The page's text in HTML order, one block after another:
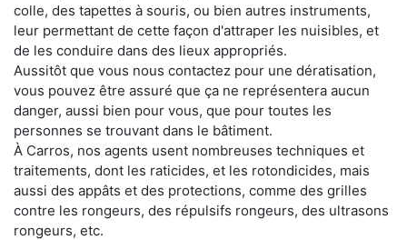
colle, des tapettes à souris, ou bien autres instruments,
leur permettant de cette façon d'attraper les nuisibles, et
de les conduire dans des lieux appropriés.
Aussitôt que vous nous contactez pour une dératisation,
vous pouvez être assuré que ça ne représentera aucun
danger, aussi bien pour vous, que pour toutes les
personnes se trouvant dans le bâtiment.
À Carros, nos agents usent nombreuses techniques et
traitements, dont les raticides, et les rotondicides, mais
aussi des appâts et des protections, comme des grilles
contre les rongeurs, des répulsifs rongeurs, des ultrasons
rongeurs, etc.